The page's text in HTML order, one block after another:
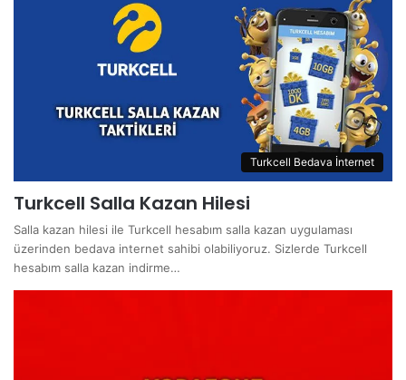
Turkcell Bedava İnternet
Turkcell Salla Kazan Hilesi
Salla kazan hilesi ile Turkcell hesabım salla kazan uygulaması
üzerinden bedava internet sahibi olabiliyoruz. Sizlerde Turkcell
hesabım salla kazan indirme…